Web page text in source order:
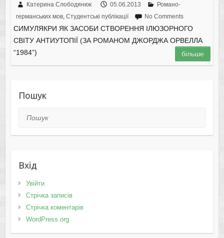
Катерина Слободянюк 05.06.2013
Романо-
германських мов, Студентські публікації No Comments
СИМУЛЯКРИ ЯК ЗАСОБИ СТВОРЕННЯ ІЛЮЗОРНОГО
СВІТУ АНТИУТОПІЇ (ЗА РОМАНОМ ДЖОРДЖА ОРВЕЛЛА
“1984”)
більше
Пошук
Пошук
Вхід
Увійти
Стрічка записів
Стрічка коментарів
WordPress.org